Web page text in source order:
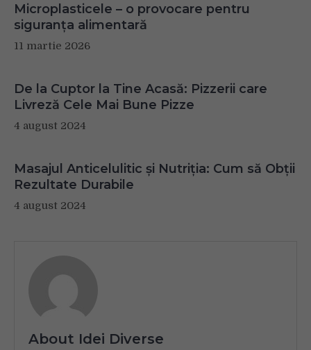
Microplasticele – o provocare pentru
siguranța alimentară
11 martie 2026
De la Cuptor la Tine Acasă: Pizzerii care
Livreză Cele Mai Bune Pizze
4 august 2024
Masajul Anticelulitic și Nutriția: Cum să Obții
Rezultate Durabile
4 august 2024
About Idei Diverse